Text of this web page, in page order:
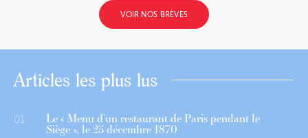
VOIR NOS BRÈVES
Articles les plus lus
01 Le « Menu d’un restaurant de Paris pendant le
Siège », le 25 décembre 1870